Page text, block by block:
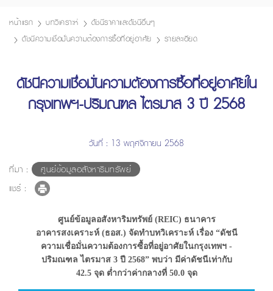
หน้าแรก บทวิเคราะห์
ดัชนีราคาและดัชนีอื่นๆ
ดัชนีความเชื่อมั่นความต้องการซื้อที่อยู่อาศัย
รายละเอียด
ดัชนีความเชื่อมั่นความต้องการซื้อที่อยู่อาศัยใน
กรุงเทพฯ-ปริมณฑล ไตรมาส 3 ปี 2568
วันที่ : 13 พฤศจิกายน 2568
ที่มา :
ศูนย์ข้อมูลอสังหาริมทรัพย์
แชร์ :
ศูนย์ข้อมูลอสังหาริมทรัพย์ (REIC) ธนาคาร
อาคารสงเคราะห์ (ธอส.) จัดทำบทวิเคราะห์ เรื่อง “ดัชนี
ความเชื่อมั่นความต้องการซื้อที่อยู่อาศัยในกรุงเทพฯ -
ปริมณฑล ไตรมาส 3 ปี 2568” พบว่า มีค่าดัชนีเท่ากับ
42.5 จุด ต่ำกว่าค่ากลางที่ 50.0 จุด